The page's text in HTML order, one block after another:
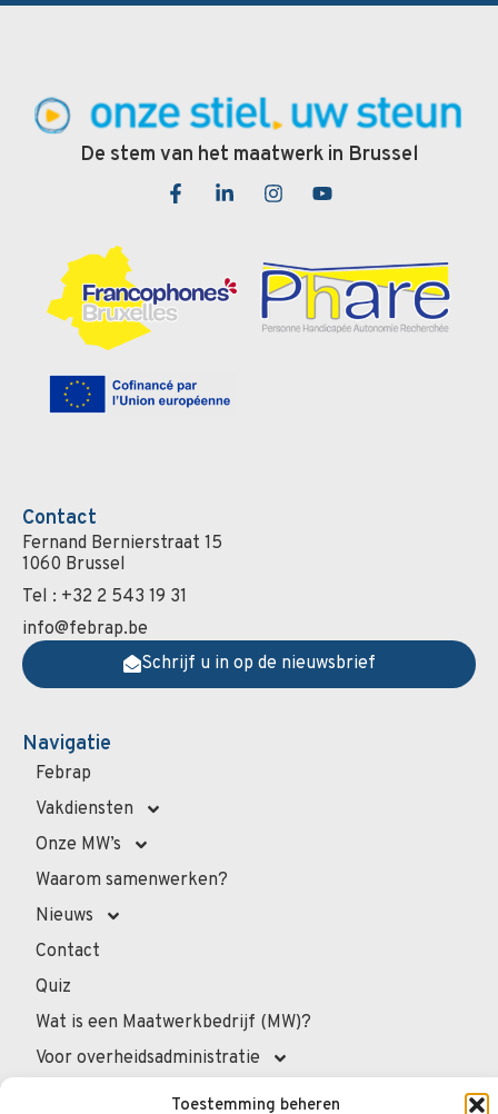
Toestemming beheren
De stem van het maatwerk in Brussel
Navigatie
Febrap
Vakdiensten
Onze MW’s
Waarom samenwerken?
Nieuws
Contact
Quiz
Wat is een Maatwerkbedrijf (MW)?
Voor overheidsadministratie
Voor de professionals
Contact
Fernand Bernierstraat 15
1060 Brussel
Tel : +32 2 543 19 31
info@febrap.be
Schrijf u in op de nieuwsbrief